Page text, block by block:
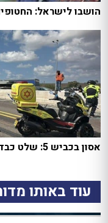
הושבו לישראל:
אסון בכביש 5: שלט כבד נפל ממשאית והרג שניים, 8 נפצעו
עוד באותו